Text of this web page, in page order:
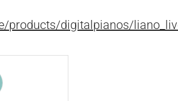
products/digitalpianos/